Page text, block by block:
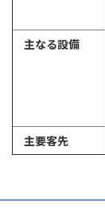
主なる設備
主要客先